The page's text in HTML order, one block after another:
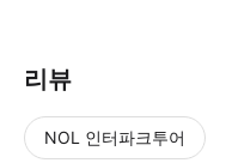
리뷰
NOL 인터파크투어